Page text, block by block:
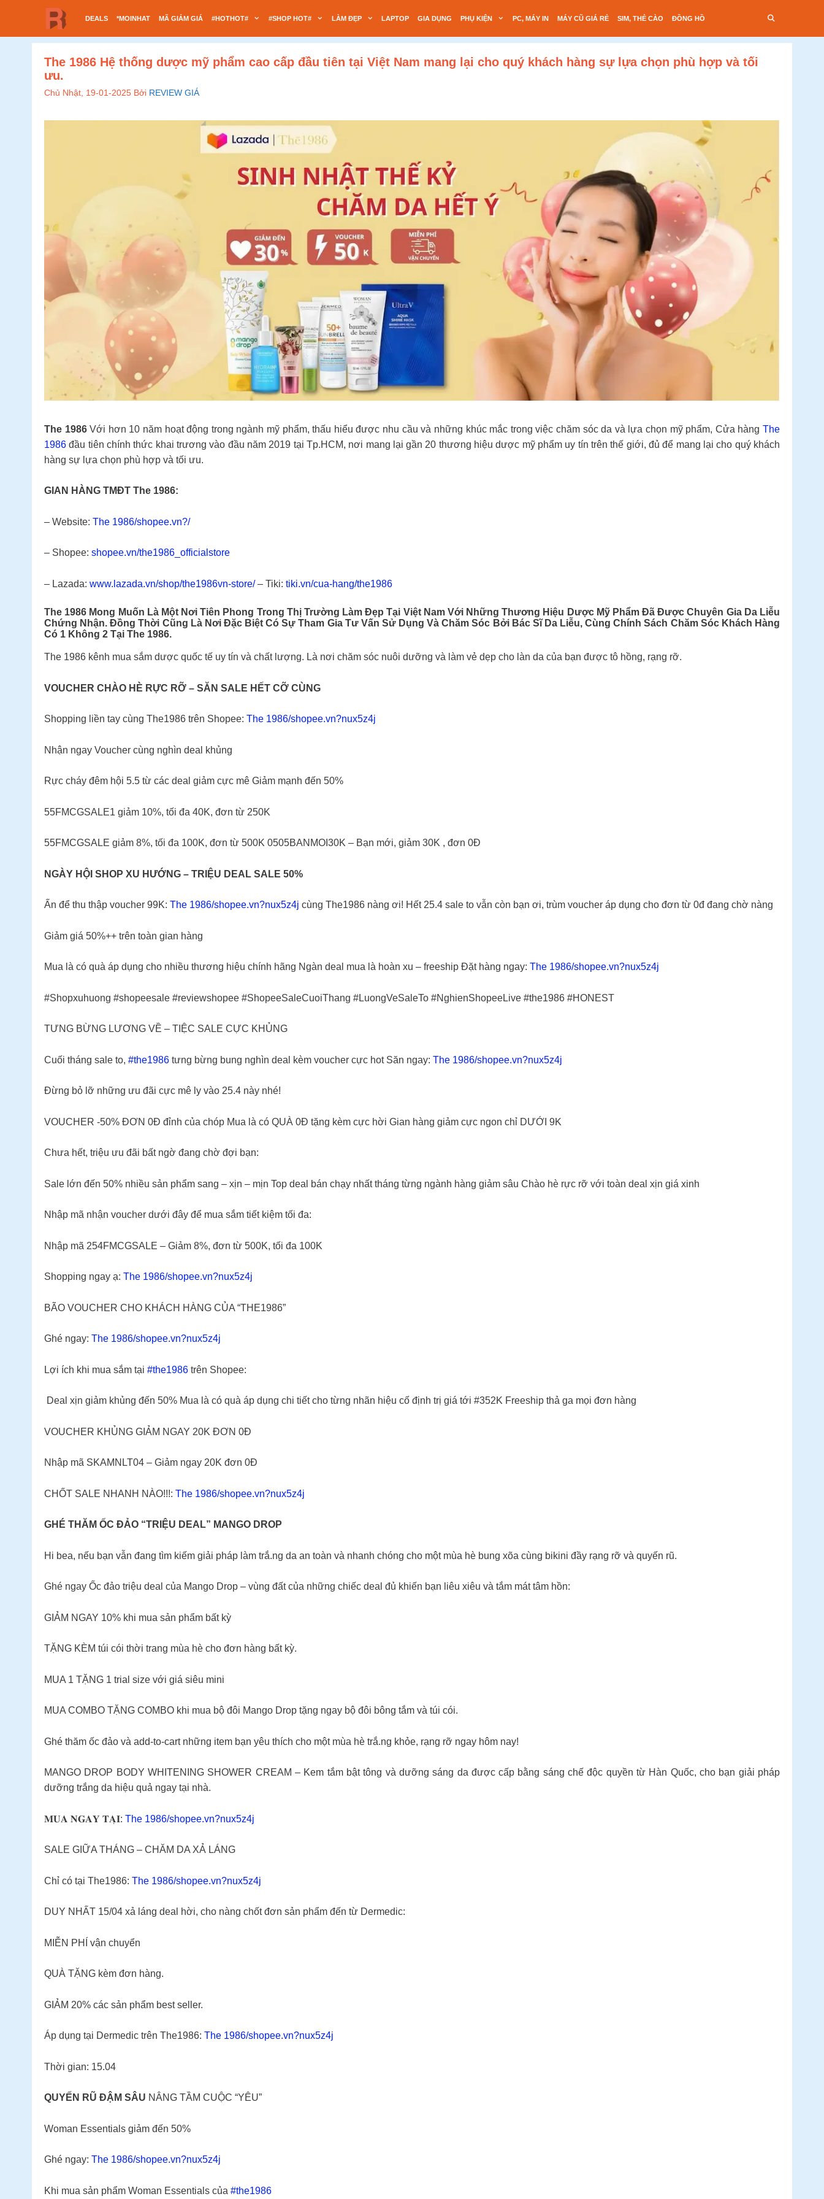
nội
DEALS *MOINHAT MÃ GIẢM GIÁ #HOTHOT# #SHOP HOT# LÀM ĐẸP LAPTOP GIA DỤNG PHỤ KIỆN PC, MÁY IN MÁY CŨ GIÁ RẺ SIM, THẺ CÀO ĐỒNG HỒ
The 1986 Hệ thống dược mỹ phẩm cao cấp đầu tiên tại Việt Nam mang lại cho quý khách hàng sự lựa chọn phù hợp và tối
ưu.
Chủ Nhật, 19-01-2025 Bởi REVIEW GIÁ
The 1986Với hơn 10 năm hoạt động trong ngành mỹ phẩm, thấu hiểu được nhu cầu và những khúc mắc trong việc chăm sóc da và lựa chọn mỹ phẩm, Cửa hàngThe
1986 đầu tiên chính thức khai trương vào đầu năm 2019 tại Tp.HCM, nơi mang lại gần 20 thương hiệu dược mỹ phẩm uy tín trên thế giới, đủ để mang lại cho quý khách
hàng sự lựa chọn phù hợp và tối ưu.
GIAN HÀNG TMĐT The 1986:
– Website: The 1986/shopee.vn?/
– Shopee: shopee.vn/the1986_officialstore
– Lazada: www.lazada.vn/shop/the1986vn-store/– Tiki: tiki.vn/cua-hang/the1986
The 1986 Mong Muốn Là Một Nơi Tiên Phong Trong Thị Trường Làm Đẹp Tại Việt Nam Với Những Thương Hiệu Dược Mỹ Phẩm Đã Được Chuyên Gia Da Liễu
Chứng Nhận. Đồng Thời Cũng Là Nơi Đặc Biệt Có Sự Tham Gia Tư Vấn Sử Dụng Và Chăm Sóc Bởi Bác Sĩ Da Liễu, Cùng Chính Sách Chăm Sóc Khách Hàng
Có 1 Không 2 Tại The 1986.
The 1986 kênh mua sắm dược quốc tế uy tín và chất lượng. Là nơi chăm sóc nuôi dưỡng và làm vẻ dẹp cho làn da của bạn được tô hồng, rạng rỡ.
VOUCHER CHÀO HÈ RỰC RỠ – SĂN SALE HẾT CỠ CÙNG
Shopping liền tay cùng The1986 trên Shopee: The 1986/shopee.vn?nux5z4j
Nhận ngay Voucher cùng nghìn deal khủng
Rực cháy đêm hội 5.5 từ các deal giảm cực mê Giảm mạnh đến 50%
55FMCGSALE1 giảm 10%, tối đa 40K, đơn từ 250K
55FMCGSALE giảm 8%, tối đa 100K, đơn từ 500K 0505BANMOI30K – Bạn mới, giảm 30K , đơn 0Đ
NGÀY HỘI SHOP XU HƯỚNG – TRIỆU DEAL SALE 50%
Ấn để thu thập voucher 99K: The 1986/shopee.vn?nux5z4j cùng The1986 nàng ơi! Hết 25.4 sale to vẫn còn bạn ơi, trùm voucher áp dụng cho đơn từ 0đ đang chờ nàng
Giảm giá 50%++ trên toàn gian hàng
Mua là có quà áp dụng cho nhiều thương hiệu chính hãng Ngàn deal mua là hoàn xu – freeship Đặt hàng ngay: The 1986/shopee.vn?nux5z4j
#Shopxuhuong #shopeesale #reviewshopee #ShopeeSaleCuoiThang #LuongVeSaleTo #NghienShopeeLive #the1986 #HONEST
TƯNG BỪNG LƯƠNG VỀ – TIỆC SALE CỰC KHỦNG
Cuối tháng sale to, #the1986 tưng bừng bung nghìn deal kèm voucher cực hot Săn ngay: The 1986/shopee.vn?nux5z4j
Đừng bỏ lỡ những ưu đãi cực mê ly vào 25.4 này nhé!
VOUCHER -50% ĐƠN 0Đ đỉnh của chóp Mua là có QUÀ 0Đ tặng kèm cực hời Gian hàng giảm cực ngon chỉ DƯỚI 9K
Chưa hết, triệu ưu đãi bất ngờ đang chờ đợi bạn:
Sale lớn đến 50% nhiều sản phẩm sang – xịn – mịn Top deal bán chạy nhất tháng từng ngành hàng giảm sâu Chào hè rực rỡ với toàn deal xịn giá xinh
Nhập mã nhận voucher dưới đây để mua sắm tiết kiệm tối đa:
Nhập mã 254FMCGSALE – Giảm 8%, đơn từ 500K, tối đa 100K
Shopping ngay ạ: The 1986/shopee.vn?nux5z4j
BÃO VOUCHER CHO KHÁCH HÀNG CỦA “THE1986”
️Ghé ngay: The 1986/shopee.vn?nux5z4j
Lợi ích khi mua sắm tại #the1986 trên Shopee:
️ Deal xịn giảm khủng đến 50% Mua là có quà áp dụng chi tiết cho từng nhãn hiệu cố định trị giá tới #352K Freeship thả ga mọi đơn hàng
️VOUCHER KHỦNG GIẢM NGAY 20K ĐƠN 0Đ️
Nhập mã SKAMNLT04 – Giảm ngay 20K đơn 0Đ
CHỐT SALE NHANH NÀO!!!: The 1986/shopee.vn?nux5z4j
GHÉ THĂM ỐC ĐẢO “TRIỆU DEAL” MANGO DROP
Hi bea, nếu bạn vẫn đang tìm kiếm giải pháp làm trắ.ng da an toàn và nhanh chóng cho một mùa hè bung xõa cùng bikini đầy rạng rỡ và quyến rũ.
Ghé ngay Ốc đảo triệu deal của Mango Drop – vùng đất của những chiếc deal đủ khiến bạn liêu xiêu và tắm mát tâm hồn:
GIẢM NGAY 10% khi mua sản phẩm bất kỳ
TẶNG KÈM túi cói thời trang mùa hè cho đơn hàng bất kỳ.
MUA 1 TẶNG 1 trial size với giá siêu mini
MUA COMBO TẶNG COMBO khi mua bộ đôi Mango Drop tặng ngay bộ đôi bông tắm và túi cói.
Ghé thăm ốc đảo và add-to-cart những item bạn yêu thích cho một mùa hè trắ.ng khỏe, rạng rỡ ngay hôm nay!
MANGO DROP BODY WHITENING SHOWER CREAM – Kem tắm bật tông và dưỡng sáng da được cấp bằng sáng chế độc quyền từ Hàn Quốc, cho bạn giải pháp
dưỡng trắng da hiệu quả ngay tại nhà.
𝐌𝐔𝐀 𝐍𝐆𝐀𝐘 𝐓𝐀̣𝐈: The 1986/shopee.vn?nux5z4j
SALE GIỮA THÁNG – CHĂM DA XẢ LÁNG
Chỉ có tại The1986: The 1986/shopee.vn?nux5z4j
DUY NHẤT 15/04 xả láng deal hời, cho nàng chốt đơn sản phẩm đến từ Dermedic:
MIỄN PHÍ vận chuyển
QUÀ TẶNG kèm đơn hàng.
GIẢM 20% các sản phẩm best seller.
Áp dụng tại Dermedic trên The1986: The 1986/shopee.vn?nux5z4j
Thời gian: 15.04
QUYẾN RŨ ĐẬM SÂU NÂNG TẦM CUỘC “YÊU”
Woman Essentials giảm đến 50%
️Ghé ngay: The 1986/shopee.vn?nux5z4j
Khi mua sản phẩm Woman Essentials của #the1986